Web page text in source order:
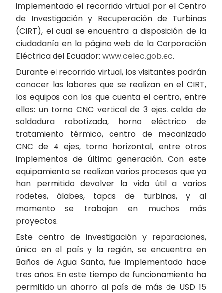
implementado el recorrido virtual por el Centro
de Investigación y Recuperación de Turbinas
(CIRT), el cual se encuentra a disposición de la
ciudadanía en la página web de la Corporación
Eléctrica del Ecuador: www.celec.gob.ec.
Durante el recorrido virtual, los visitantes podrán
conocer las labores que se realizan en el CIRT,
los equipos con los que cuenta el centro, entre
ellos: un torno CNC vertical de 3 ejes, celda de
soldadura robotizada, horno eléctrico de
tratamiento térmico, centro de mecanizado
CNC de 4 ejes, torno horizontal, entre otros
implementos de última generación. Con este
equipamiento se realizan varios procesos que ya
han permitido devolver la vida útil a varios
rodetes, álabes, tapas de turbinas, y al
momento se trabajan en muchos más
proyectos.
Este centro de investigación y reparaciones,
único en el país y la región, se encuentra en
Baños de Agua Santa, fue implementado hace
tres años. En este tiempo de funcionamiento ha
permitido un ahorro al país de más de USD 15